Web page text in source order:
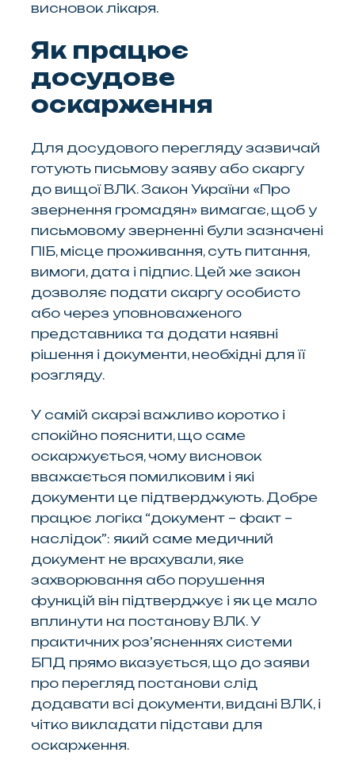
висновок лікаря.
Як працює
досудове
оскарження
Для досудового перегляду зазвичай
готують письмову заяву або скаргу
до вищої ВЛК. Закон України «Про
звернення громадян» вимагає, щоб у
письмовому зверненні були зазначені
ПІБ, місце проживання, суть питання,
вимоги, дата і підпис. Цей же закон
дозволяє подати скаргу особисто
або через уповноваженого
представника та додати наявні
рішення і документи, необхідні для її
розгляду.
У самій скарзі важливо коротко і
спокійно пояснити, що саме
оскаржується, чому висновок
вважається помилковим і які
документи це підтверджують. Добре
працює логіка “документ – факт –
наслідок”: який саме медичний
документ не врахували, яке
захворювання або порушення
функцій він підтверджує і як це мало
вплинути на постанову ВЛК. У
практичних роз’ясненнях системи
БПД прямо вказується, що до заяви
про перегляд постанови слід
додавати всі документи, видані ВЛК, і
чітко викладати підстави для
оскарження.